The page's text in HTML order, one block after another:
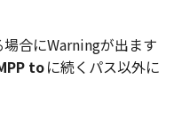
合にWarningが出ます
toに続くパス以外に